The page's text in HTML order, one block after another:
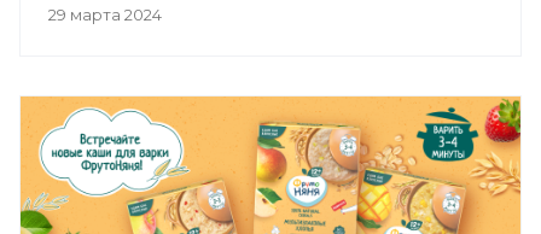
заводе по рабочей специальности, если бы
машиностроения и робототехники, 23% — в
нефтегазовой отрасли, а 20% респондентов
отметили, что выбрали бы работу в пищевой
промышленности.
29 марта 2024